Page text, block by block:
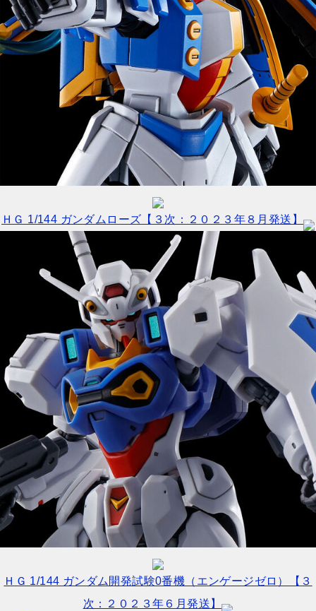
ＨＧ 1/144 ガンダムローズ【３次：２０２３年８月発送】
ＨＧ 1/144 ガンダム開発試験0番機（エンゲージゼロ）【３
次：２０２３年６月発送】